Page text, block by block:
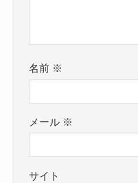
名前 ※
メール ※
サイト